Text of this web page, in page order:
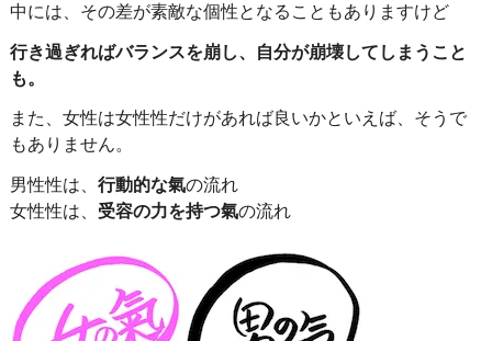
中には、その差が素敵な個性となることもありますけど
行き過ぎればバランスを崩し、自分が崩壊してしまうこと
も。
また、女性は女性性だけがあれば良いかといえば、そうで
もありません。
男性性は、行動的な氣の流れ
女性性は、 受容の力を持つ氣の流れ